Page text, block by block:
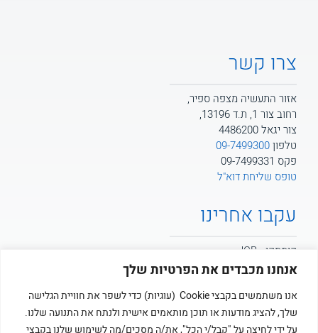
אנחנו מכבדים את הפרטיות שלך
אנו משתמשים בקבצי Cookie (עוגיות) כדי לשפר את חוויית הגלישה
שלך, להציג מודעות או תוכן מותאמים אישית ולנתח את התנועה שלנו.
על ידי לחיצה על "קבל/י הכל", את/ה מסכים/מה לשימוש שלנו בקבצי
צרו קשר
אזור התעשיה מצפה ספיר,
רחוב צור 1, ת.ד 13196,
צור יגאל 4486200
טלפון09-7499300
פקס 09-7499331
טופס שליחת דוא"ל
עקבו אחרינו
קומסקו - JCB
קומסקו - POTAIN
קומסקו